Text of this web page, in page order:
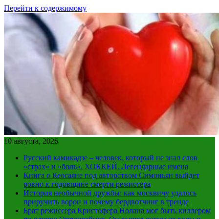
Перейти к содержимому
10 августа, 2026
Русский камикадзе – человек, который не знал слов
«страх» и «боль». ХОККЕЙ. Легендарные имена
Книга о Кеосаяне под авторством Симоньян выйдет
ровно к годовщине смерти режиссера
История необычной дружбы: как москвичу удалось
приручить ворон и почему бердвотчинг в тренде
Брат режиссера Кристофера Нолана мог быть киллером